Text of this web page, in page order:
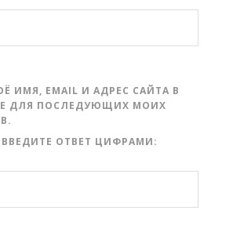
ИМЯ, EMAIL И АДРЕС САЙТА В
ДЛЯ ПОСЛЕДУЮЩИХ МОИХ
ОТВЕТ ЦИФРАМИ: